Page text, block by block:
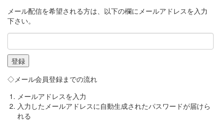
メール配信を希望される方は、以下の欄にメールアドレスを入力
下さい。
◇メール会員登録までの流れ
メールアドレスを入力
入力したメールアドレスに自動生成されたパスワードが届けら
れる